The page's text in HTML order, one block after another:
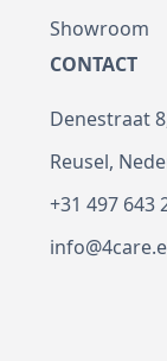
Showroom
CONTACT
Denestraat
Reusel,
+31 497 643